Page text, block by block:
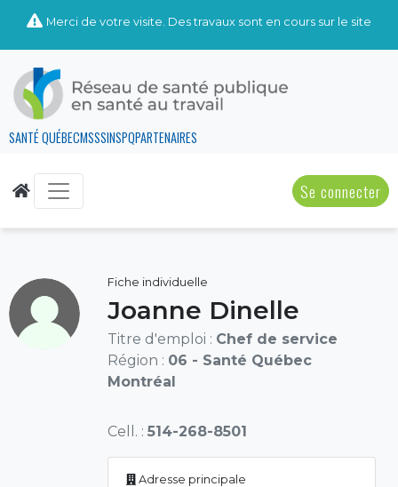
Merci de votre visite. Des travaux sont en cours sur le site
SANTÉ QUÉBECMSSSINSPQPARTENAIRES
Se connecter
Fiche individuelle
Joanne Dinelle
Titre d'emploi : Chef de service
Région : 06 - Santé Québec
Montréal
Cell. : 514-268-8501
Adresse principale